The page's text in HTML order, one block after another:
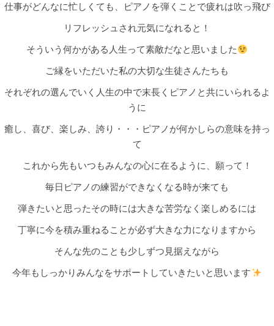
仕事がどんなに忙しくても、ピアノを弾くことで疲れは吹っ飛び
リフレッシュされ元気になれると！
そういう何かがある人生って素敵だなと思いました
ご縁をいただいた私の大切な生徒さんたちも
それぞれの選んでいく人生の中で末長くピアノと共にいられるよ
うに
癒し、喜び、楽しみ、誇り・・・ピアノが何かしらの意味を持っ
て
これから先もいつもみんなの心に在るように、願って！
毎日ピアノの練習ができなくなる時が来ても
弾きたいと思ったその時には大きな苦労なく楽しめるには
丁寧に今を積み重ねることが必ず大きな力になりますから
そんな先のことも少しずつ見据えながら
今年もしっかりみんなをサポートしていきたいと思います